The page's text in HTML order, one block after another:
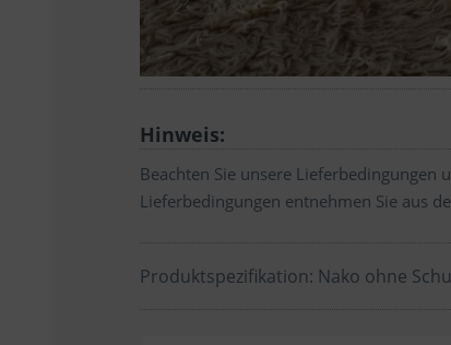
Hinweis:
Beachten Sie unsere
Lieferbedingungen entnehmen Sie aus
Produktspezifikation: Nako ohne